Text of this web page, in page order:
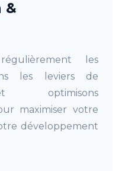
&
les
les leviers de
optimisons
maximiser votre
développement